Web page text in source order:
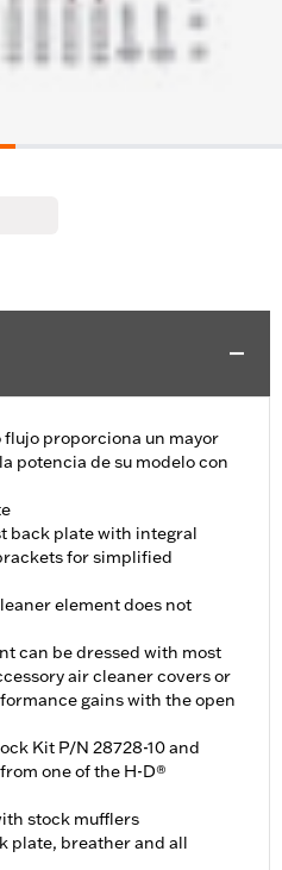
proporciona un mayor
potencia de su modelo con
back plate with integral
for simplified
element does not
can be dressed with most
air cleaner covers or
gains with the open
Kit P/N 28728-10 and
one of the H-D®
stock mufflers
plate, breather and all